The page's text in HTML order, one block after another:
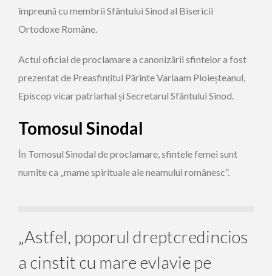
împreună cu membrii Sfântului Sinod al Bisericii
Ortodoxe Române.
Actul oficial de proclamare a canonizării sfintelor a fost
prezentat de Preasfințitul Părinte Varlaam Ploieșteanul,
Episcop vicar patriarhal și Secretarul Sfântului Sinod.
Tomosul Sinodal
În Tomosul Sinodal de proclamare, sfintele femei sunt
numite ca „mame spirituale ale neamului românesc”.
„Astfel, poporul dreptcredincios
a cinstit cu mare evlavie pe